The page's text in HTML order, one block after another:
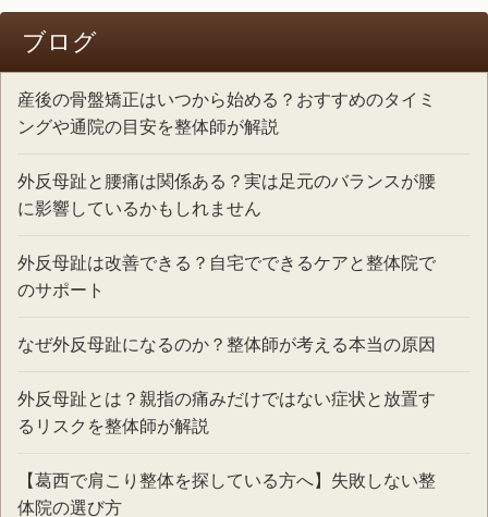
ブログ
産後の骨盤矯正はいつから始める？おすすめのタイミ
ングや通院の目安を整体師が解説
外反母趾と腰痛は関係ある？実は足元のバランスが腰
に影響しているかもしれません
外反母趾は改善できる？自宅でできるケアと整体院で
のサポート
なぜ外反母趾になるのか？整体師が考える本当の原因
外反母趾とは？親指の痛みだけではない症状と放置す
るリスクを整体師が解説
【葛西で肩こり整体を探している方へ】失敗しない整
体院の選び方